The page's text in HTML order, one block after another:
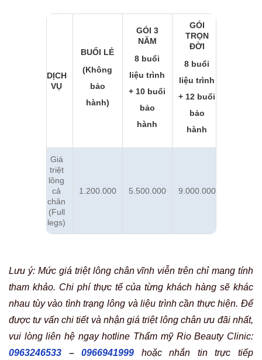
DỊCH
VỤ
BUỔI LẺ
(Không
bảo
hành)
GÓI 3
NĂM
8 buổi
liệu trình
+ 10 buổi
bảo
hành
GÓI
TRỌN
ĐỜI
8 buổi
liệu trình
+ 12 buổi
bảo
hành
Giá
triệt
lông
cả
chân
(Full
legs)
1.200.000 5.500.000 9.000.000
Lưu ý: Mức giá triệt lông chân vĩnh viễn trên chỉ mang tính
tham khảo. Chi phí thực tế của từng khách hàng sẽ khác
nhau tùy vào tình trạng lông và liệu trình cần thực hiện. Để
được tư vấn chi tiết và nhận giá triệt lông chân ưu đãi nhất,
vui lòng liên hệ ngay hotline Thẩm mỹ Rio Beauty Clinic:
0963246533 –0966941999 hoặc nhắn tin trực tiếp